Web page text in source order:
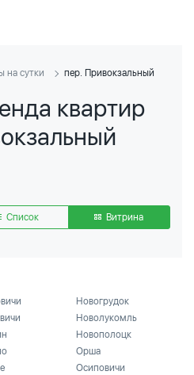
на сутки пер. Привокзальный
квартир
Список Витрина
Новогрудок
Новолукомль
Новополоцк
Орша
Осиповичи